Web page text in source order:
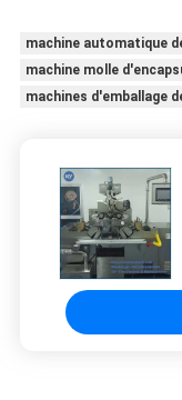
machine automatique
machine molle
machines d'emballage